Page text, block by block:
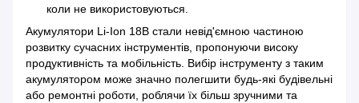
коли не використовуються.
Акумулятори Li-Ion 18В стали невід'ємною частиною
розвитку сучасних інструментів, пропонуючи високу
продуктивність та мобільність. Вибір інструменту з таким
акумулятором може значно полегшити будь-які будівельні
або ремонтні роботи, роблячи їх більш зручними та